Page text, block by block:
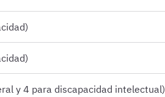
y 4 para discapacidad intelectual)